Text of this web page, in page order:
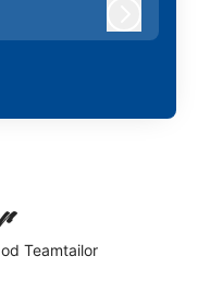
od Teamtailor